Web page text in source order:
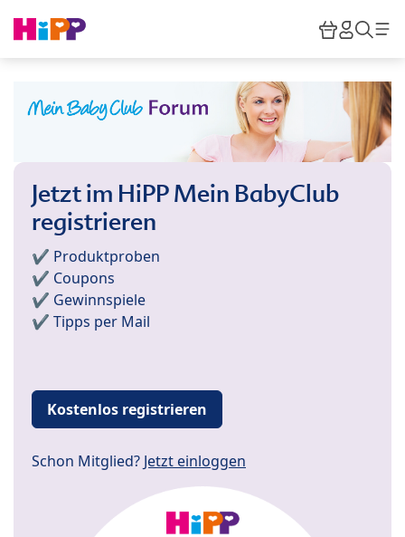
HiPP
Jetzt im HiPP Mein BabyClub
registrieren
✔️ Produktproben
✔️ Coupons
✔️ Gewinnspiele
✔️ Tipps per Mail
Kostenlos registrieren
Schon Mitglied? Jetzt einloggen